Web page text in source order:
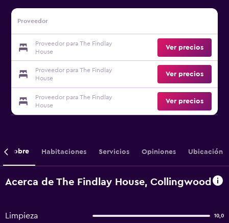
Proveedor
Proveedor para The Findlay
House
Ver precios
Proveedor para The Findlay
House
Ver precios
Proveedor para The Findlay
House
Ver precios
Sobre Habitaciones Servicios Opiniones Ubicación
Acerca de The Findlay House, Collingwood
Limpieza 10,0